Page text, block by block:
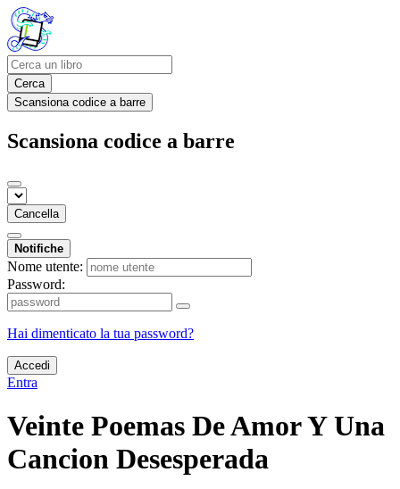
Cerca
Scansiona codice a barre
Scansiona codice a barre
Cancella
Notifiche
Nome utente:
Password:
Hai dimenticato la tua password?
Accedi
Entra
Veinte Poemas De Amor Y Una
Cancion Desesperada